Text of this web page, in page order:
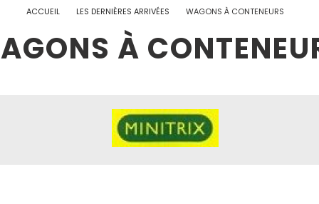
ACCUEIL LES DERNIÈRES ARRIVÉES WAGONS À CONTENEURS
À